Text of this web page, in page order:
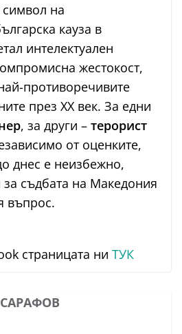
символ на
кауза в
интелектуален
жестокост,
противоречивите
през XX век. За едни
, за други – терорист
от оценките,
днес е неизбежно,
за съдбата на Македония
въпрос.
страницата ни ТУК